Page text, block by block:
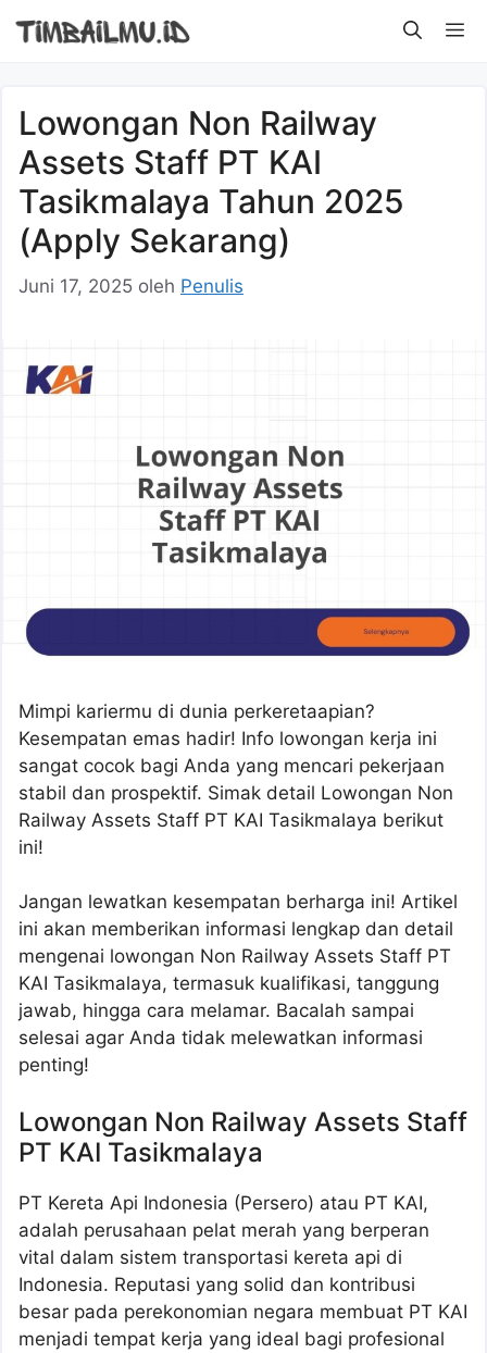
Lowongan Non Railway
Assets Staff PT KAI
Tasikmalaya Tahun 2025
(Apply Sekarang)
Juni 17, 2025 oleh Penulis
Mimpi kariermu di dunia perkeretaapian?
Kesempatan emas hadir! Info lowongan kerja ini
sangat cocok bagi Anda yang mencari pekerjaan
stabil dan prospektif. Simak detail Lowongan Non
Railway Assets Staff PT KAI Tasikmalaya berikut
ini!
Jangan lewatkan kesempatan berharga ini! Artikel
ini akan memberikan informasi lengkap dan detail
mengenai lowongan Non Railway Assets Staff PT
KAI Tasikmalaya, termasuk kualifikasi, tanggung
jawab, hingga cara melamar. Bacalah sampai
selesai agar Anda tidak melewatkan informasi
penting!
Lowongan Non Railway Assets Staff
PT KAI Tasikmalaya
PT Kereta Api Indonesia (Persero) atau PT KAI,
adalah perusahaan pelat merah yang berperan
vital dalam sistem transportasi kereta api di
Indonesia. Reputasi yang solid dan kontribusi
besar pada perekonomian negara membuat PT KAI
menjadi tempat kerja yang ideal bagi profesional